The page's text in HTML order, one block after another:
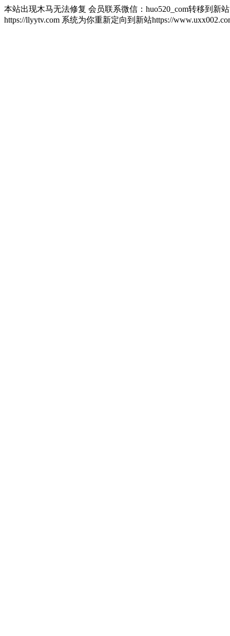
本站出现木马无法修复 会员联系微信：huo520_com转移到新
https://llyytv.com 系统为你重新定向到新站https://